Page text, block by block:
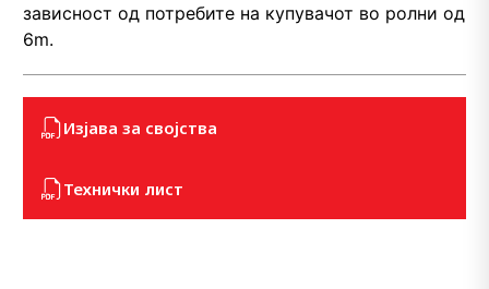
зависност од потребите на купувачот во ролни од
6m.
Изјава за својства
Технички лист